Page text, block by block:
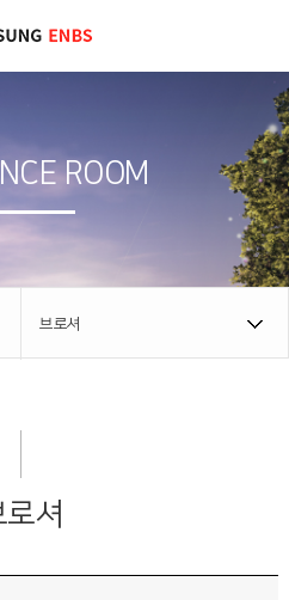
브로셔
ROOM
로셔